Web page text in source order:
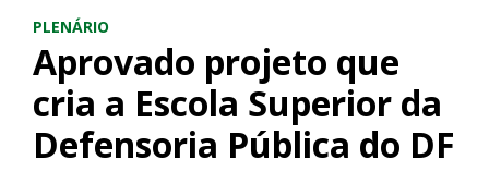
PLENÁRIO
Aprovado projeto que
cria a Escola Superior da
Defensoria Pública do DF